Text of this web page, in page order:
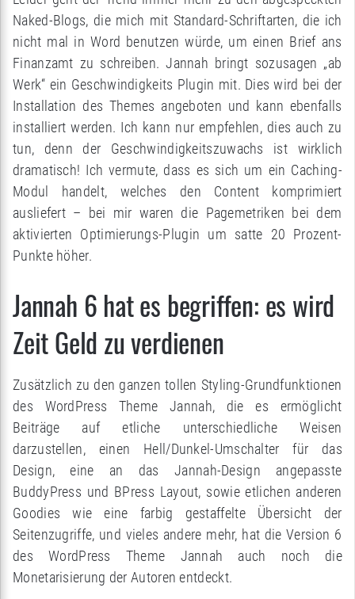
Naked-Blogs, die mich mit Standard-Schriftarten, die ich
nicht mal in Word benutzen würde, um einen Brief ans
Finanzamt zu schreiben. Jannah bringt sozusagen „ab
Werk“ ein Geschwindigkeits Plugin mit. Dies wird bei der
Installation des Themes angeboten und kann ebenfalls
installiert werden. Ich kann nur empfehlen, dies auch zu
tun, denn der Geschwindigkeitszuwachs ist wirklich
dramatisch! Ich vermute, dass es sich um ein Caching-
Modul handelt, welches den Content komprimiert
ausliefert – bei mir waren die Pagemetriken bei dem
aktivierten Optimierungs-Plugin um satte 20 Prozent-
Punkte höher.
Jannah 6 hat es begriffen: es wird
Zeit Geld zu verdienen
Zusätzlich zu den ganzen tollen Styling-Grundfunktionen
des WordPress Theme Jannah, die es ermöglicht
Beiträge auf etliche unterschiedliche Weisen
darzustellen, einen Hell/Dunkel-Umschalter für das
Design, eine an das Jannah-Design angepasste
BuddyPress und BPress Layout, sowie etlichen anderen
Goodies wie eine farbig gestaffelte Übersicht der
Seitenzugriffe, und vieles andere mehr, hat die Version 6
des WordPress Theme Jannah auch noch die
Monetarisierung der Autoren entdeckt.